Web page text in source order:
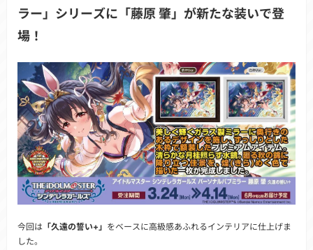
ラー」シリーズに「藤原 肇」が新たな装いで登
場！
今回は 「久遠の誓い+」 をベースに高級感あふれるインテリアに仕上げま
した。